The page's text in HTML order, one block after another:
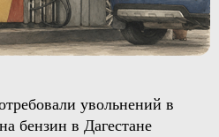
увольнений в
бензин в Дагестане